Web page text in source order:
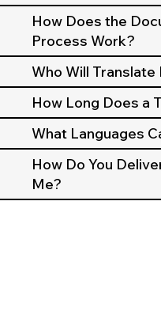
How Does the
Process Work?
Who Will
How Long Does a
What Languages
How Do You
Me?